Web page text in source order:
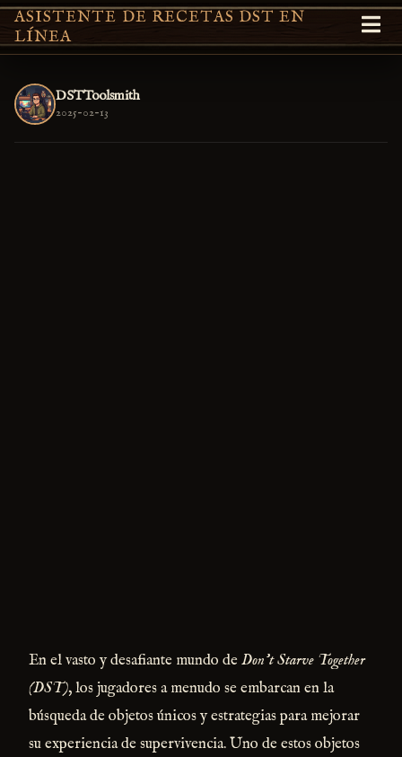
ASISTENTE DE RECETAS DST EN
LÍNEA
DSTToolsmith
2025-02-13
En el vasto y desafiante mundo deDon't Starve Together
(DST), los jugadores a menudo se embarcan en la
búsqueda de objetos únicos y estrategias para mejorar
su experiencia de supervivencia. Uno de estos objetos